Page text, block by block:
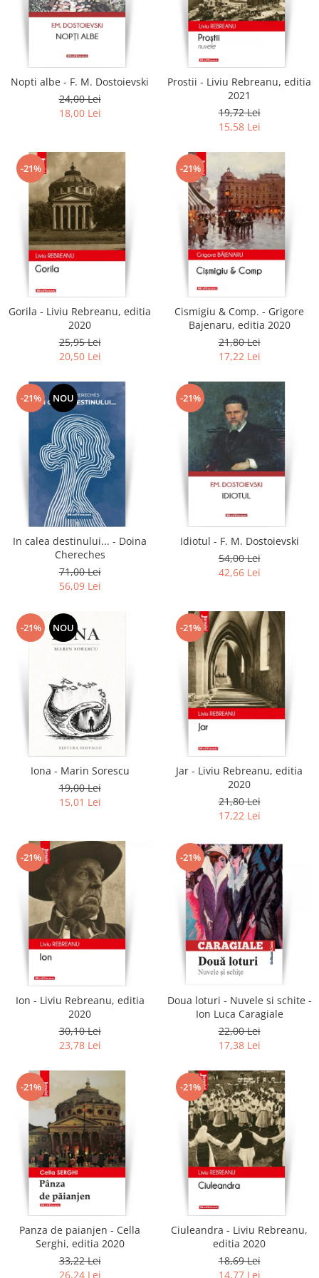
Literatura
Moderna
Romana
Universala
Calatorii
Memorii
Publicistica / Reportaje / Interviuri
Stiinte umaniste
Istorie
Sociologie si filozofie
Nopti albe - F. M. Dostoievski
24,00 Lei
18,00 Lei
Prostii - Liviu Rebreanu, editia
2021
19,72 Lei
15,58 Lei
-21%
Gorila - Liviu Rebreanu, editia
2020
25,95 Lei
20,50 Lei
-21%
Cismigiu & Comp. - Grigore
Bajenaru, editia 2020
21,80 Lei
17,22 Lei
-21% NOU
In calea destinului... - Doina
Chereches
71,00 Lei
56,09 Lei
-21%
Idiotul - F. M. Dostoievski
54,00 Lei
42,66 Lei
-21% NOU
Iona - Marin Sorescu
19,00 Lei
15,01 Lei
-21%
Jar - Liviu Rebreanu, editia
2020
21,80 Lei
17,22 Lei
-21%
Ion - Liviu Rebreanu, editia
2020
30,10 Lei
23,78 Lei
-21%
Doua loturi - Nuvele si schite -
Ion Luca Caragiale
22,00 Lei
17,38 Lei
-21%
Panza de paianjen - Cella
Serghi, editia 2020
33,22 Lei
26,24 Lei
-21%
Ciuleandra - Liviu Rebreanu,
editia 2020
18,69 Lei
14,77 Lei